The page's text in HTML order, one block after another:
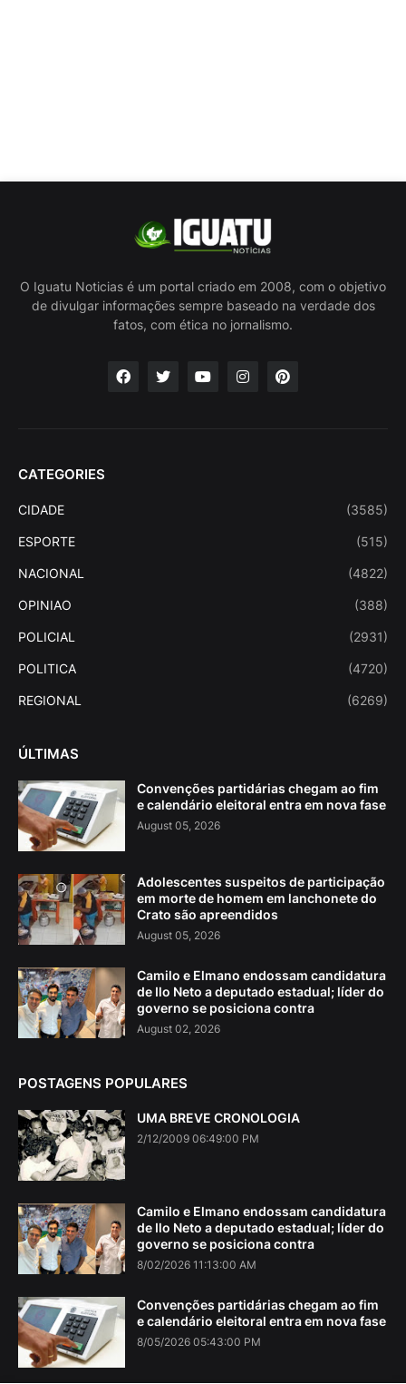
O Iguatu Noticias é um portal criado em 2008, com o objetivo
de divulgar informações sempre baseado na verdade dos
fatos, com ética no jornalismo.
CATEGORIES
CIDADE (3585)
ESPORTE (515)
NACIONAL (4822)
OPINIAO (388)
POLICIAL (2931)
POLITICA (4720)
REGIONAL (6269)
ÚLTIMAS
Convenções partidárias chegam ao fim
e calendário eleitoral entra em nova fase
August 05, 2026
Adolescentes suspeitos de participação
em morte de homem em lanchonete do
Crato são apreendidos
August 05, 2026
Camilo e Elmano endossam candidatura
de Ilo Neto a deputado estadual; líder do
governo se posiciona contra
August 02, 2026
POSTAGENS POPULARES
UMA BREVE CRONOLOGIA
2/12/2009 06:49:00 PM
Camilo e Elmano endossam candidatura
de Ilo Neto a deputado estadual; líder do
governo se posiciona contra
8/02/2026 11:13:00 AM
Convenções partidárias chegam ao fim
e calendário eleitoral entra em nova fase
8/05/2026 05:43:00 PM